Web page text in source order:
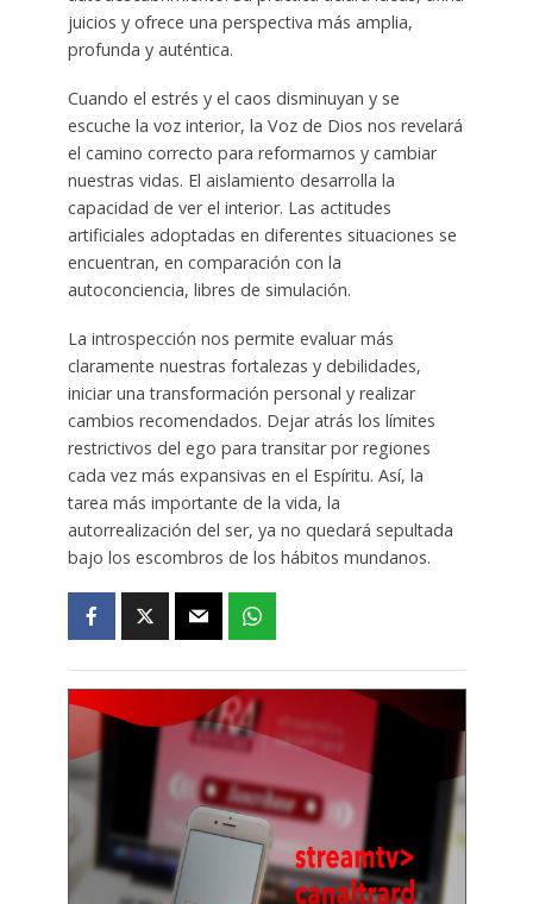
juicios y ofrece una perspectiva más amplia,
profunda y auténtica.
Cuando el estrés y el caos disminuyan y se
escuche la voz interior, la Voz de Dios nos revelará
el camino correcto para reformarnos y cambiar
nuestras vidas. El aislamiento desarrolla la
capacidad de ver el interior. Las actitudes
artificiales adoptadas en diferentes situaciones se
encuentran, en comparación con la
autoconciencia, libres de simulación.
La introspección nos permite evaluar más
claramente nuestras fortalezas y debilidades,
iniciar una transformación personal y realizar
cambios recomendados. Dejar atrás los límites
restrictivos del ego para transitar por regiones
cada vez más expansivas en el Espíritu. Así, la
tarea más importante de la vida, la
autorrealización del ser, ya no quedará sepultada
bajo los escombros de los hábitos mundanos.